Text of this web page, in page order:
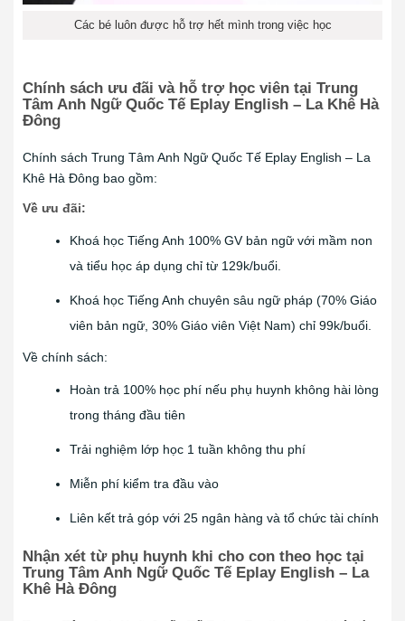
Các bé luôn được hỗ trợ hết mình trong việc học
Chính sách ưu đãi và hỗ trợ học viên tại Trung
Tâm Anh Ngữ Quốc Tế Eplay English – La Khê Hà
Đông
Chính sách Trung Tâm Anh Ngữ Quốc Tế Eplay English – La
Khê Hà Đông bao gồm:
Về ưu đãi:
Khoá học Tiếng Anh 100% GV bản ngữ với mầm non
và tiểu học áp dụng chỉ từ 129k/buổi.
Khoá học Tiếng Anh chuyên sâu ngữ pháp (70% Giáo
viên bản ngữ, 30% Giáo viên Việt Nam) chỉ 99k/buổi.
Về chính sách:
Hoàn trả 100% học phí nếu phụ huynh không hài lòng
trong tháng đầu tiên
Trải nghiệm lớp học 1 tuần không thu phí
Miễn phí kiểm tra đầu vào
Liên kết trả góp với 25 ngân hàng và tổ chức tài chính
Nhận xét từ phụ huynh khi cho con theo học tại
Trung Tâm Anh Ngữ Quốc Tế Eplay English – La
Khê Hà Đông